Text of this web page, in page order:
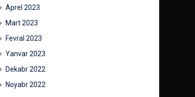
Aprel 2023
Mart 2023
Fevral 2023
Yanvar 2023
Dekabr 2022
Noyabr 2022